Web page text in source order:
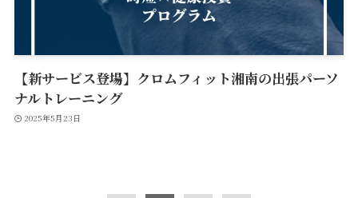
【新サービス登場】クロムフィット湘南の出張パーソ
ナルトレーニング
2025年5月23日